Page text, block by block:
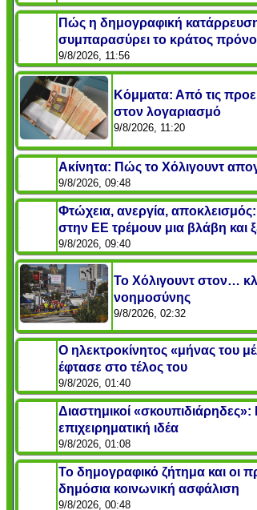
Πώς η δημογραφική
συμπαρασύρει το κράτος
9/8/2026, 11:56
Κόμματα: Από τις
στον λογαριασμό
9/8/2026, 11:20
Ακίνητα: Πώς το Χόλιγουντ
9/8/2026, 09:48
Φτώχεια, ανεργία,
στην ΕΕ τρέμουν μια βλάβη και
9/8/2026, 09:40
Το Χόλιγουντ στον…
νοημοσύνης
9/8/2026, 02:32
Ο ηλεκτροκίνητος «μήνας του
έφτασε στο τέλος του
9/8/2026, 01:40
Διαστημικοί «σκουπιδιάρηδες»:
επιχειρηματική ιδέα
9/8/2026, 01:08
Το δημογραφικό ζήτημα και οι
δημόσια κοινωνική ασφάλιση
9/8/2026, 00:48